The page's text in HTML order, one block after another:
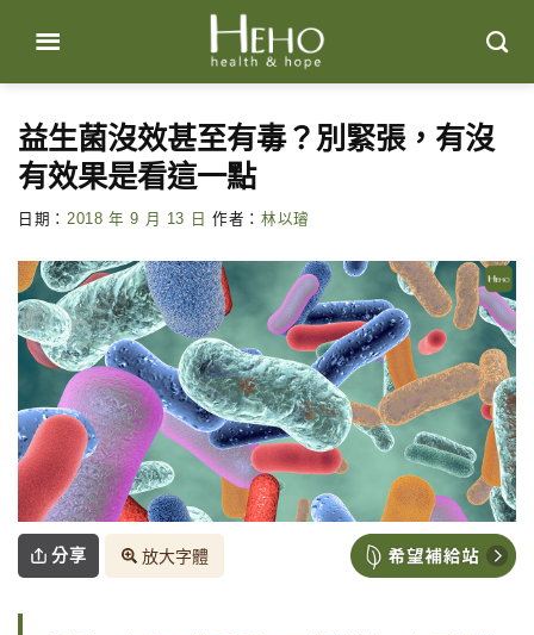
content
益生菌沒效甚至有毒？別緊張，有沒
有效果是看這一點
日期： 2018 年 9 月 13 日 作者： 林以璿
分享 放大字體